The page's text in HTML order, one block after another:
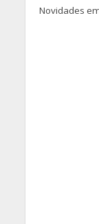
Novidades